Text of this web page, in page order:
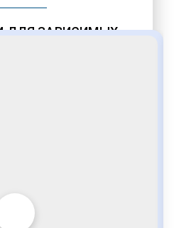
ДЛЯ ЗАВИСИМЫХ